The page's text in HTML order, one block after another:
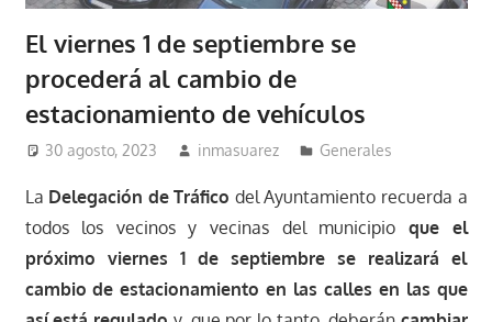
El viernes 1 de septiembre se
procederá al cambio de
estacionamiento de vehículos
30 agosto, 2023 inmasuarez Generales
La Delegación de Tráfico del Ayuntamiento recuerda a
todos los vecinos y vecinas del municipio que el
próximo viernes 1 de septiembre se realizará el
cambio de estacionamiento en las calles en las que